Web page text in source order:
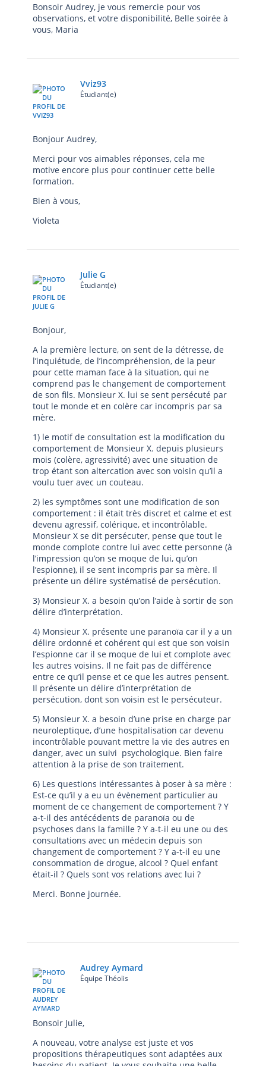
Bonsoir Audrey, je vous remercie pour vos
observations, et votre disponibilité, Belle soirée à
vous, Maria
Vviz93
Étudiant(e)
Bonjour Audrey,
Merci pour vos aimables réponses, cela me
motive encore plus pour continuer cette belle
formation.
Bien à vous,
Violeta
Julie G
Étudiant(e)
Bonjour,
A la première lecture, on sent de la détresse, de
l’inquiétude, de l’incompréhension, de la peur
pour cette maman face à la situation, qui ne
comprend pas le changement de comportement
de son fils. Monsieur X. lui se sent persécuté par
tout le monde et en colère car incompris par sa
mère.
1) le motif de consultation est la modification du
comportement de Monsieur X. depuis plusieurs
mois (colère, agressivité) avec une situation de
trop étant son altercation avec son voisin qu’il a
voulu tuer avec un couteau.
2) les symptômes sont une modification de son
comportement : il était très discret et calme et est
devenu agressif, colérique, et incontrôlable.
Monsieur X se dit persécuter, pense que tout le
monde complote contre lui avec cette personne (à
l’impression qu’on se moque de lui, qu’on
l’espionne), il se sent incompris par sa mère. Il
présente un délire systématisé de persécution.
3) Monsieur X. a besoin qu’on l’aide à sortir de son
délire d’interprétation.
4) Monsieur X. présente une paranoïa car il y a un
délire ordonné et cohérent qui est que son voisin
l’espionne car il se moque de lui et complote avec
les autres voisins. Il ne fait pas de différence
entre ce qu’il pense et ce que les autres pensent.
Il présente un délire d’interprétation de
persécution, dont son voisin est le persécuteur.
5) Monsieur X. a besoin d’une prise en charge par
neuroleptique, d’une hospitalisation car devenu
incontrôlable pouvant mettre la vie des autres en
danger, avec un suivi psychologique. Bien faire
attention à la prise de son traitement.
6) Les questions intéressantes à poser à sa mère :
Est-ce qu’il y a eu un évènement particulier au
moment de ce changement de comportement ? Y
a-t-il des antécédents de paranoïa ou de
psychoses dans la famille ? Y a-t-il eu une ou des
consultations avec un médecin depuis son
changement de comportement ? Y a-t-il eu une
consommation de drogue, alcool ? Quel enfant
était-il ? Quels sont vos relations avec lui ?
Merci. Bonne journée.
Audrey Aymard
Équipe Théolis
Bonsoir Julie,
A nouveau, votre analyse est juste et vos
propositions thérapeutiques sont adaptées aux